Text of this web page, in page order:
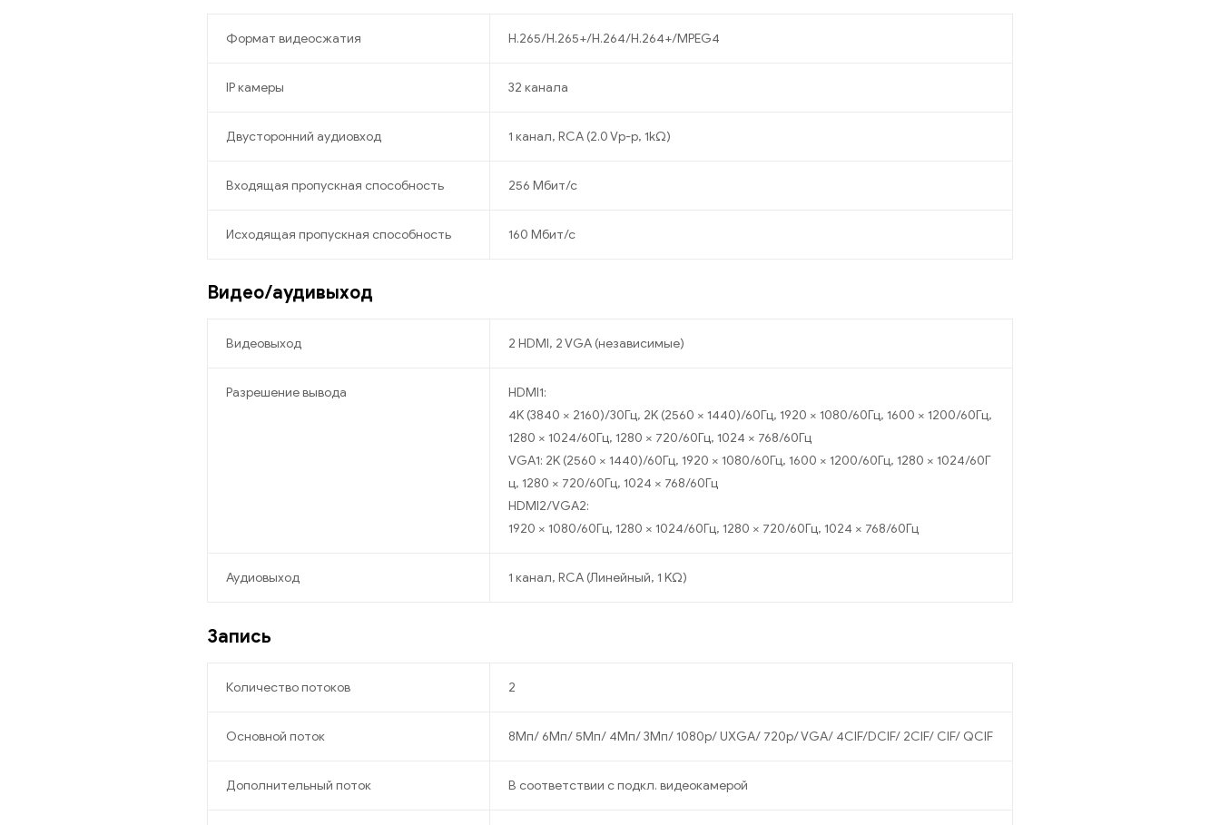
Формат видеосжатия H.265/H.265+/H.264/H.264+/MPEG4
IP камеры 32 канала
Двусторонний аудиовход 1 канал, RCA (2.0 Vp-p, 1kΩ)
Входящая пропускная способность 256 Мбит/с
Исходящая пропускная способность 160 Мбит/с
Видео/аудивыход
Видеовыход 2 HDMI, 2 VGA (независимые)
Разрешение вывода
HDMI1:
4K (3840 × 2160)/30Гц, 2K (2560 × 1440)/60Гц, 1920 × 1080/60Гц, 1600 × 1200/60Гц,
1280 × 1024/60Гц, 1280 × 720/60Гц, 1024 × 768/60Гц
VGA1: 2K (2560 × 1440)/60Гц, 1920 × 1080/60Гц, 1600 × 1200/60Гц, 1280 × 1024/60Г
ц, 1280 × 720/60Гц, 1024 × 768/60Гц
HDMI2/VGA2:
1920 × 1080/60Гц, 1280 × 1024/60Гц, 1280 × 720/60Гц, 1024 × 768/60Гц
Аудиовыход 1 канал, RCA (Линейный, 1 KΩ)
Запись
Количество потоков 2
Основной поток 8Мп/ 6Мп/ 5Мп/ 4Мп/ 3Мп/ 1080p/ UXGA/ 720p/ VGA/ 4CIF/DCIF/ 2CIF/ CIF/ QCIF
Дополнительный поток В соответствии с подкл. видеокамерой